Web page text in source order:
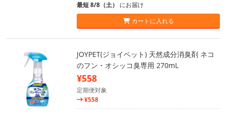
最短 8/8（土） にお届け
カートに入れる
JOYPET(ジョイペット) 天然成分消臭剤 ネコ
のフン・オシッコ臭専用 270mL
¥558
定期便対象
¥558